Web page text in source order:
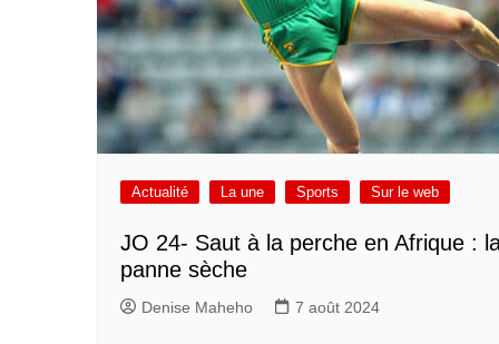
Actualité La une Sports Sur le web
JO 24- Saut à la perche en Afrique :
panne sèche
Denise Maheho 7 août 2024